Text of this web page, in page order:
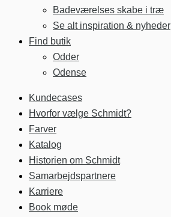
Badeværelses skabe i træ
Se alt inspiration & nyheder
Find butik
Odder
Odense
Kundecases
Hvorfor vælge Schmidt?
Farver
Katalog
Historien om Schmidt
Samarbejdspartnere
Karriere
Book møde